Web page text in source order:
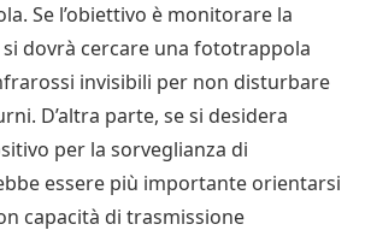
Se l’obiettivo è monitorare la
dovrà cercare una fototrappola
invisibili per non disturbare
D’altra parte, se si desidera
per la sorveglianza di
essere più importante orientarsi
capacità di trasmissione